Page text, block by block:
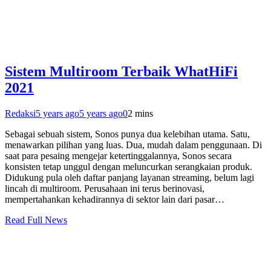
Sistem Multiroom Terbaik WhatHiFi
2021
Redaksi5 years ago5 years ago02 mins
Sebagai sebuah sistem, Sonos punya dua kelebihan utama. Satu,
menawarkan pilihan yang luas. Dua, mudah dalam penggunaan. Di
saat para pesaing mengejar ketertinggalannya, Sonos secara
konsisten tetap unggul dengan meluncurkan serangkaian produk.
Didukung pula oleh daftar panjang layanan streaming, belum lagi
lincah di multiroom. Perusahaan ini terus berinovasi,
mempertahankan kehadirannya di sektor lain dari pasar…
Read Full News